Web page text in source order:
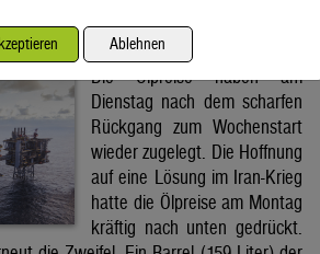
auf 86,22 US-Dollar
Die Ölpreise haben am
Dienstag nach dem scharfen
Rückgang zum Wochenstart
wieder zugelegt. Die Hoffnung
auf eine Lösung im Iran-Krieg
hatte die Ölpreise am Montag
kräftig nach unten gedrückt.
Ablehnen